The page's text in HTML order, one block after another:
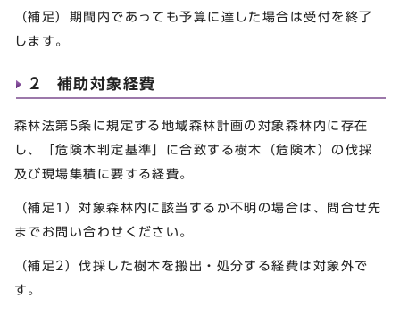
（補足）期間内であっても予算に達した場合は受付を終了
します。
2 補助対象経費
森林法第5条に規定する地域森林計画の対象森林内に存在
し、「危険木判定基準」に合致する樹木（危険木）の伐採
及び現場集積に要する経費。
（補足1）対象森林内に該当するか不明の場合は、問合せ先
までお問い合わせください。
（補足2）伐採した樹木を搬出・処分する経費は対象外で
す。